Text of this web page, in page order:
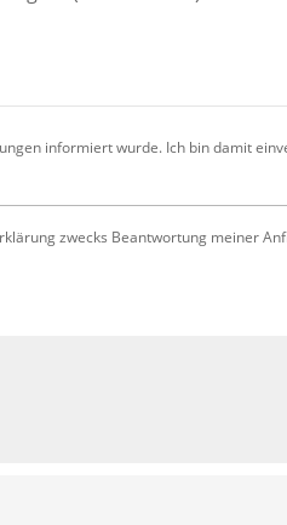
informiert wurde. Ich bin damit
zwecks Beantwortung meiner